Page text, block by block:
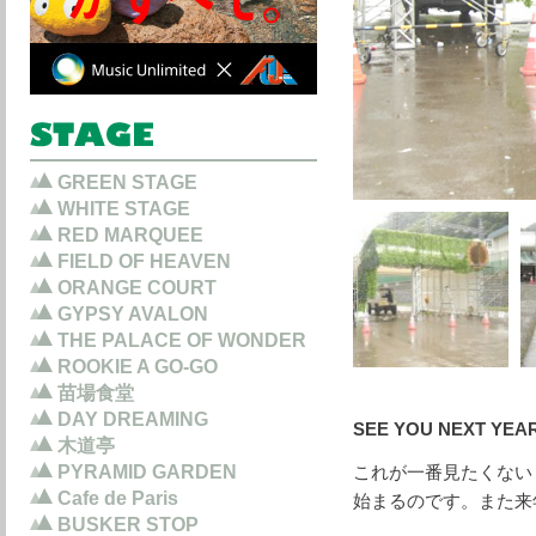
SEE YOU NEXT
これが一番見たくな
始まるのです。また
GREEN STAGE
WHITE STAGE
RED MARQUEE
FIELD OF HEAVEN
ORANGE COURT
GYPSY AVALON
THE PALACE OF WONDER
ROOKIE A GO-GO
苗場食堂
DAY DREAMING
木道亭
PYRAMID GARDEN
Cafe de Paris
BUSKER STOP